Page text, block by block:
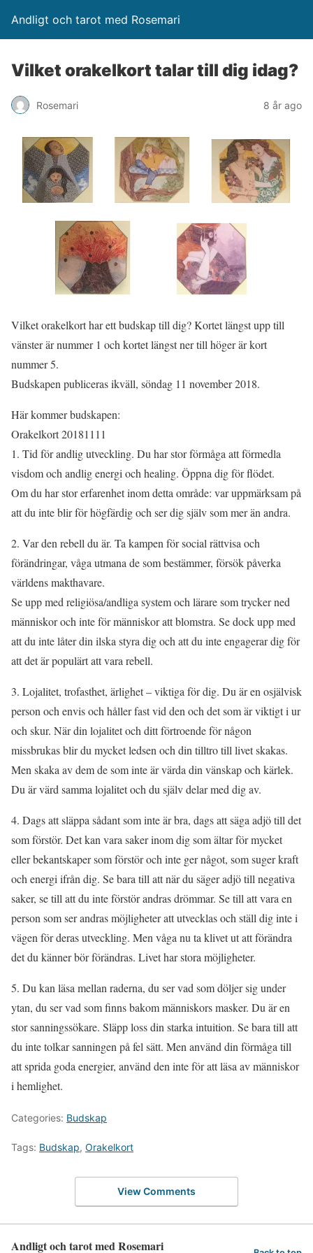
Andligt och tarot med Rosemari
Vilket orakelkort talar till dig idag?
Rosemari 8 år ago
Vilket orakelkort har ett budskap till dig? Kortet längst upp till
vänster är nummer 1 och kortet längst ner till höger är kort
nummer 5.
Budskapen publiceras ikväll, söndag 11 november 2018.
Här kommer budskapen:
Orakelkort 20181111
1. Tid för andlig utveckling. Du har stor förmåga att förmedla
visdom och andlig energi och healing. Öppna dig för flödet.
Om du har stor erfarenhet inom detta område: var uppmärksam på
att du inte blir för högfärdig och ser dig själv som mer än andra.
2. Var den rebell du är. Ta kampen för social rättvisa och
förändringar, våga utmana de som bestämmer, försök påverka
världens makthavare.
Se upp med religiösa/andliga system och lärare som trycker ned
människor och inte för människor att blomstra. Se dock upp med
att du inte låter din ilska styra dig och att du inte engagerar dig för
att det är populärt att vara rebell.
3. Lojalitet, trofasthet, ärlighet – viktiga för dig. Du är en osjälvisk
person och envis och håller fast vid den och det som är viktigt i ur
och skur. När din lojalitet och ditt förtroende för någon
missbrukas blir du mycket ledsen och din tilltro till livet skakas.
Men skaka av dem de som inte är värda din vänskap och kärlek.
Du är värd samma lojalitet och du själv delar med dig av.
4. Dags att släppa sådant som inte är bra, dags att säga adjö till det
som förstör. Det kan vara saker inom dig som ältar för mycket
eller bekantskaper som förstör och inte ger något, som suger kraft
och energi ifrån dig. Se bara till att när du säger adjö till negativa
saker, se till att du inte förstör andras drömmar. Se till att vara en
person som ser andras möjligheter att utvecklas och ställ dig inte i
vägen för deras utveckling. Men våga nu ta klivet ut att förändra
det du känner bör förändras. Livet har stora möjligheter.
5. Du kan läsa mellan raderna, du ser vad som döljer sig under
ytan, du ser vad som finns bakom människors masker. Du är en
stor sanningssökare. Släpp loss din starka intuition. Se bara till att
du inte tolkar sanningen på fel sätt. Men använd din förmåga till
att sprida goda energier, använd den inte för att läsa av människor
i hemlighet.
Categories: Budskap
Tags: Budskap, Orakelkort
View Comments
Andligt och tarot med Rosemari